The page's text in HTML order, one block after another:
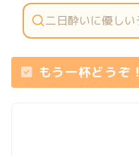
もう一杯どうぞ！